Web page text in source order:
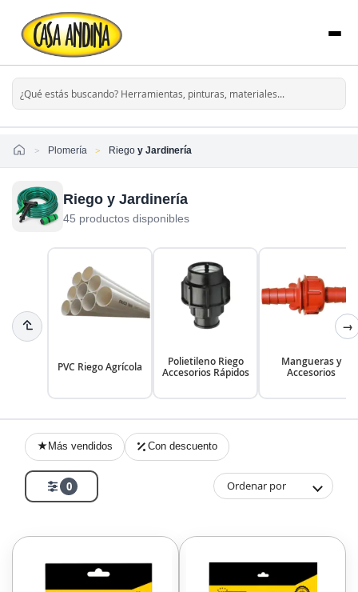
HomePlomería Riego y Jardinería
Riego y Jardinería
45 productos disponibles
PVC Riego Agrícola
Polietileno Riego
Accesorios Rápidos
Mangueras y
Accesorios
→
Más vendidos Con descuento
0 Ordenar por